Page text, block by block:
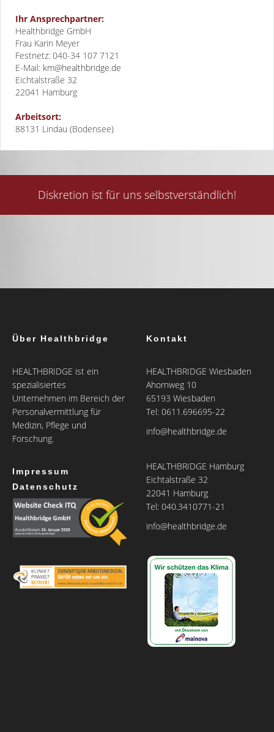
Ihr Ansprechpartner:
Healthbridge GmbH
Frau Karin Meyer
Festnetz: 040-34 107 7121
E-Mail: km@healthbridge.de
Eichtalstraße 32
22041 Hamburg
Arbeitsort:
88131 Lindau (Bodensee)
Diskretion ist für uns selbstverständlich!
Über Healthbridge
HEALTHBRIDGE ist ein
spezialisiertes
Unternehmen im Bereich der
Personalvermittlung für
Medizin, Pflege und
Forschung.
Impressum
Datenschutz
Kontakt
HEALTHBRIDGE Wiesbaden
Ahornweg 10
65193 Wiesbaden
Tel: 0611.696695-22
info@healthbridge.de
HEALTHBRIDGE Hamburg
Eichtalstraße 32
22041 Hamburg
Tel: 040.3410771-21
info@healthbridge.de